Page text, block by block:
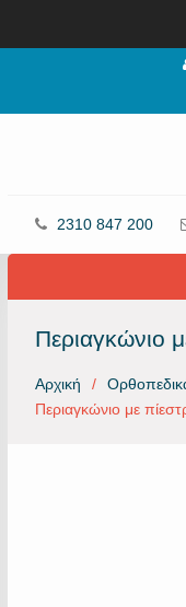
2310 847 200
Περιαγκώνιο
Αρχική
Περιαγκώνιο με